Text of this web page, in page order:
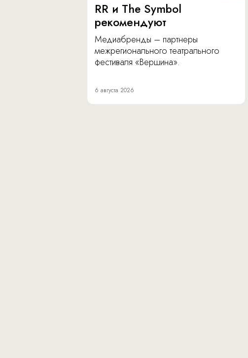
RR и The Symbol
рекомендуют
Медиабренды – партнеры
межрегионального театрального
фестиваля «Вершина».
6 августа 2026